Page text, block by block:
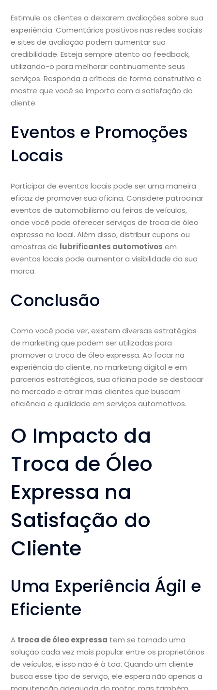
Estimule os clientes a deixarem avaliações sobre sua
experiência. Comentários positivos nas redes sociais
e sites de avaliação podem aumentar sua
credibilidade. Esteja sempre atento ao feedback,
utilizando-o para melhorar continuamente seus
serviços. Responda a críticas de forma construtiva e
mostre que você se importa com a satisfação do
cliente.
Eventos e Promoções
Locais
Participar de eventos locais pode ser uma maneira
eficaz de promover sua oficina. Considere patrocinar
eventos de automobilismo ou feiras de veículos,
onde você pode oferecer serviços de troca de óleo
expressa no local. Além disso, distribuir cupons ou
amostras de lubrificantes automotivos em
eventos locais pode aumentar a visibilidade da sua
marca.
Conclusão
Como você pode ver, existem diversas estratégias
de marketing que podem ser utilizadas para
promover a troca de óleo expressa. Ao focar na
experiência do cliente, no marketing digital e em
parcerias estratégicas, sua oficina pode se destacar
no mercado e atrair mais clientes que buscam
eficiência e qualidade em serviços automotivos.
O Impacto da
Troca de Óleo
Expressa na
Satisfação do
Cliente
Uma Experiência Ágil e
Eficiente
A troca de óleo expressa tem se tornado uma
solução cada vez mais popular entre os proprietários
de veículos, e isso não é à toa. Quando um cliente
busca esse tipo de serviço, ele espera não apenas a